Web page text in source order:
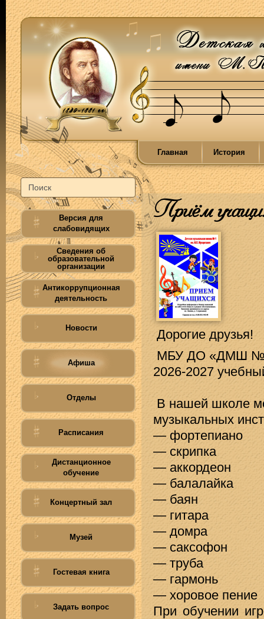
Главная История
Версия для
слабовидящих
Сведения об
образовательной
организации
Антикоррупционная
деятельность
Новости
Афиша
Отделы
Расписания
Дистанционное
обучение
Концертный зал
Музей
Гостевая книга
Задать вопрос
Приём
Дорогие друзья!
МБУ ДО «ДМШ №1
2026-2027
В нашей школе
музыкальных
— фортепиано
— скрипка
— аккордеон
— балалайка
— баян
— гитара
— домра
— саксофон
— труба
— гармонь
— хоровое пение
При обучении